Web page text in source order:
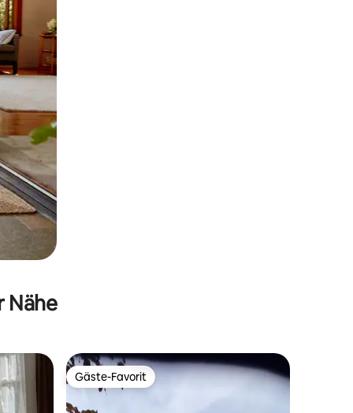
Nähe
Gäste-Favorit
Gäste-Favorit